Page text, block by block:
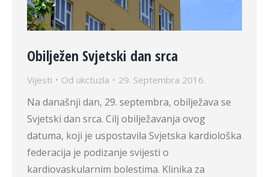
Obilježen Svjetski dan srca
Vijesti Od ukctuzla 29. Septembra 2016.
Na današnji dan, 29. septembra, obilježava se
Svjetski dan srca. Cilj obilježavanja ovog
datuma, koji je uspostavila Svjetska kardiološka
federacija je podizanje svijesti o
kardiovaskularnim bolestima. Klinika za